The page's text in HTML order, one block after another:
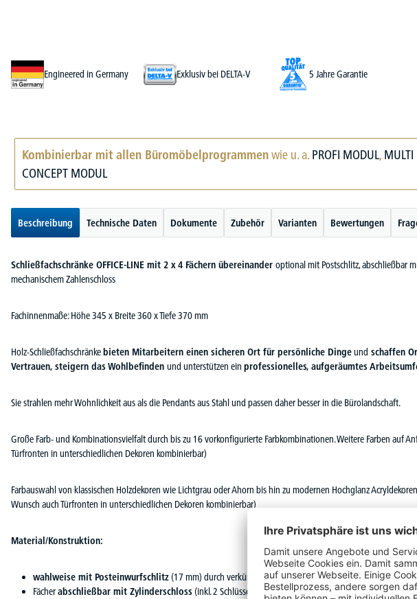
Engineered in Germany
Exklusiv bei DELTA-V 5 Jahre Garantie
Kombinierbar mit allen Büromöbelprogrammenwie u. a. PROFI MODUL,
CONCEPT MODUL
Beschreibung Technische Daten Dokumente Zubehör Varianten Bewertungen
Schließfachschränke OFFICE-LINE mit 2 x 4 Fächern übereinander optional mit Postschlitz, abschließbar
mechanischem Zahlenschloss
Fachinnenmaße: Höhe 345 x Breite 360 x Tiefe 370 mm
Holz-Schließfachschränkebieten Mitarbeitern einen sicheren Ort für persönliche Dingeund schaffen
Vertrauen, steigern das Wohlbefinden und unterstützen ein professionelles, aufgeräumtes
Sie strahlen mehr Wohnlichkeit aus als die Pendants aus Stahl und passen daher besser in die Bürolandschaft.
Große Farb- und Kombinationsvielfalt durch bis zu 16 vorkonfigurierte Farbkombinationen. Weitere Farben auf
Türfronten in unterschiedlichen Dekoren kombinierbar)
Farbauswahl von klassischen Holzdekoren wie Lichtgrau oder Ahorn bis hin zu modernen Hochglanz
Wunsch auch Türfronten in unterschiedlichen Dekoren kombinierbar)
Material/Konstruktion:
wahlweise mit Posteinwurfschlitz(17 mm) durch verkürzte Türen
Fächerabschließbar mit Zylinderschloss(inkl. 2 Schlüssel) odermechanischem Zahlenschloss